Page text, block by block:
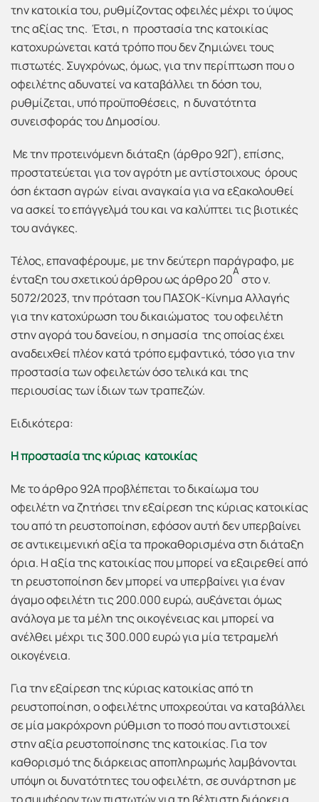
την κατοικία του, ρυθμίζοντας οφειλές μέχρι το ύψος
της αξίας της. Έτσι, η προστασία της κατοικίας
κατοχυρώνεται κατά τρόπο που δεν ζημιώνει τους
πιστωτές. Συγχρόνως, όμως, για την περίπτωση που ο
οφειλέτης αδυνατεί να καταβάλλει τη δόση του,
ρυθμίζεται, υπό προϋποθέσεις, η δυνατότητα
συνεισφοράς του Δημοσίου.
Με την προτεινόμενη διάταξη (άρθρο 92Γ), επίσης,
προστατεύεται για τον αγρότη με αντίστοιχους όρους
όση έκταση αγρών είναι αναγκαία για να εξακολουθεί
να ασκεί το επάγγελμά του και να καλύπτει τις βιοτικές
του ανάγκες.
Τέλος, επαναφέρουμε, με την δεύτερη παράγραφο, με
ένταξη του σχετικού άρθρου ως άρθρο 20
Α
στο ν.
5072/2023, την πρόταση του ΠΑΣΟΚ-Κίνημα Αλλαγής
για την κατοχύρωση του δικαιώματος του οφειλέτη
στην αγορά του δανείου, η σημασία της οποίας έχει
αναδειχθεί πλέον κατά τρόπο εμφαντικό, τόσο για την
προστασία των οφειλετών όσο τελικά και της
περιουσίας των ίδιων των τραπεζών.
Ειδικότερα:
Η προστασία της κύριας κατοικίας
Με το άρθρο 92Α προβλέπεται το δικαίωμα του
οφειλέτη να ζητήσει την εξαίρεση της κύριας κατοικίας
του από τη ρευστοποίηση, εφόσον αυτή δεν υπερβαίνει
σε αντικειμενική αξία τα προκαθορισμένα στη διάταξη
όρια. Η αξία της κατοικίας που μπορεί να εξαιρεθεί από
τη ρευστοποίηση δεν μπορεί να υπερβαίνει για έναν
άγαμο οφειλέτη τις 200.000 ευρώ, αυξάνεται όμως
ανάλογα με τα μέλη της οικογένειας και μπορεί να
ανέλθει μέχρι τις 300.000 ευρώ για μία τετραμελή
οικογένεια.
Για την εξαίρεση της κύριας κατοικίας από τη
ρευστοποίηση, ο οφειλέτης υποχρεούται να καταβάλλει
σε μία μακρόχρονη ρύθμιση το ποσό που αντιστοιχεί
στην αξία ρευστοποίησης της κατοικίας. Για τον
καθορισμό της διάρκειας αποπληρωμής λαμβάνονται
υπόψη οι δυνατότητες του οφειλέτη, σε συνάρτηση με